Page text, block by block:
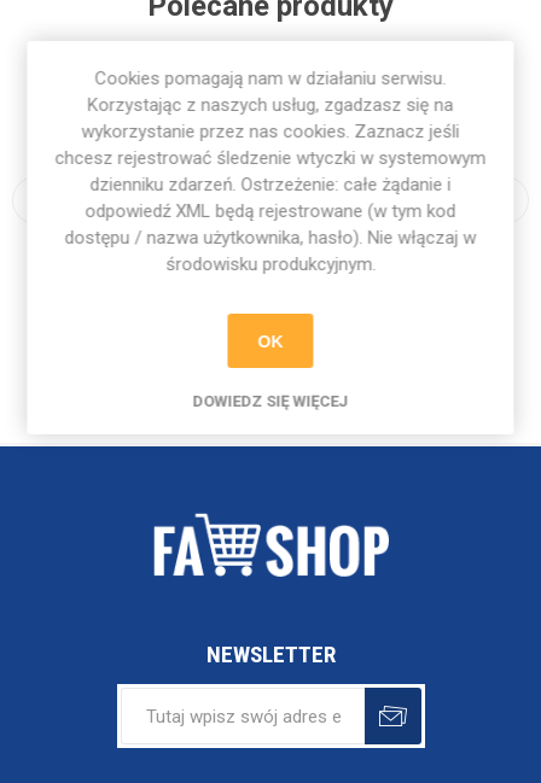
Karty Football Academy Masters
4,06 zł
Worek Football Academy z
kieszenią zewnętrzną
32,39 zł
NEWSLETTER
Cookies pomagają nam w działaniu serwisu.
Korzystając z naszych usług, zgadzasz się na
wykorzystanie przez nas cookies. Zaznacz jeśli
chcesz rejestrować śledzenie wtyczki w systemowym
dzienniku zdarzeń. Ostrzeżenie: całe żądanie i
odpowiedź XML będą rejestrowane (w tym kod
dostępu / nazwa użytkownika, hasło). Nie włączaj w
środowisku produkcyjnym.
OK
DOWIEDZ SIĘ WIĘCEJ